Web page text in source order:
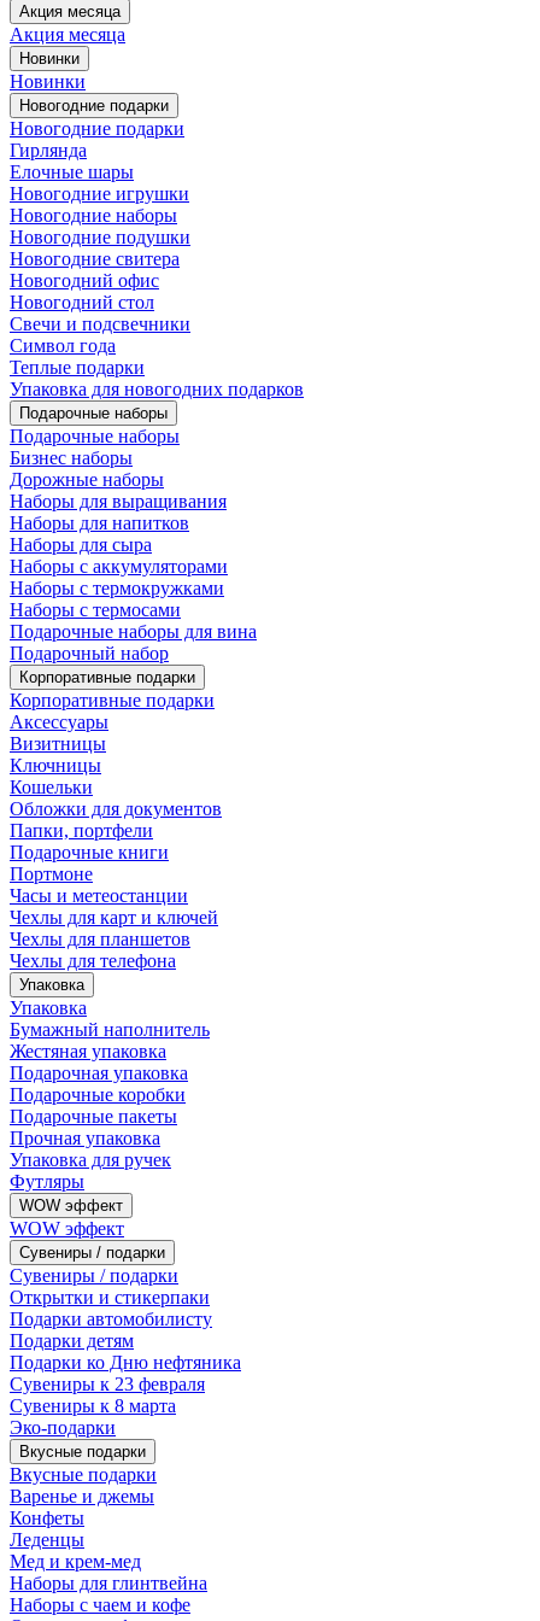
Акция месяца
Акция месяца
Новинки
Новинки
Новогодние подарки
Новогодние подарки
Гирлянда
Елочные шары
Новогодние игрушки
Новогодние наборы
Новогодние подушки
Новогодние свитера
Новогодний офис
Новогодний стол
Свечи и подсвечники
Символ года
Теплые подарки
Упаковка для новогодних подарков
Подарочные наборы
Подарочные наборы
Бизнес наборы
Дорожные наборы
Наборы для выращивания
Наборы для напитков
Наборы для сыра
Наборы с аккумуляторами
Наборы с термокружками
Наборы с термосами
Подарочные наборы для вина
Подарочный набор
Корпоративные подарки
Корпоративные подарки
Аксессуары
Визитницы
Ключницы
Кошельки
Обложки для документов
Папки, портфели
Подарочные книги
Портмоне
Часы и метеостанции
Чехлы для карт и ключей
Чехлы для планшетов
Чехлы для телефона
Упаковка
Упаковка
Бумажный наполнитель
Жестяная упаковка
Подарочная упаковка
Подарочные коробки
Подарочные пакеты
Прочная упаковка
Упаковка для ручек
Футляры
WOW эффект
WOW эффект
Сувениры / подарки
Сувениры / подарки
Открытки и стикерпаки
Подарки автомобилисту
Подарки детям
Подарки ко Дню нефтяника
Сувениры к 23 февраля
Сувениры к 8 марта
Эко-подарки
Вкусные подарки
Вкусные подарки
Варенье и джемы
Конфеты
Леденцы
Мед и крем-мед
Наборы для глинтвейна
Наборы с чаем и кофе